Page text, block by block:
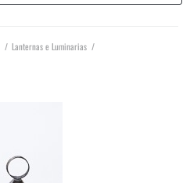
/ Lanternas e Luminarias /